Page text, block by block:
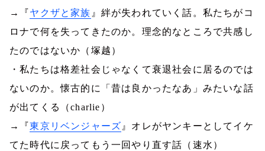
→『ヤクザと家族 』絆が失われていく話。私たちがコ
ロナで何を失ってきたのか。理念的なところで共感し
たのではないか（塚越）
・私たちは格差社会じゃなくて衰退社会に居るのでは
ないのか。懐古的に「昔は良かったなあ」みたいな話
が出てくる（charlie ）
→『東京リベンジャーズ 』オレがヤンキーとしてイケ
てた時代に戻ってもう一回やり直す話（速水）